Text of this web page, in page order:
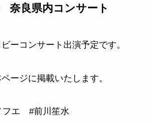
奈良県内コンサート
ーコンサート出演予定です。
ージに掲載いたします。
エ #前川笙水